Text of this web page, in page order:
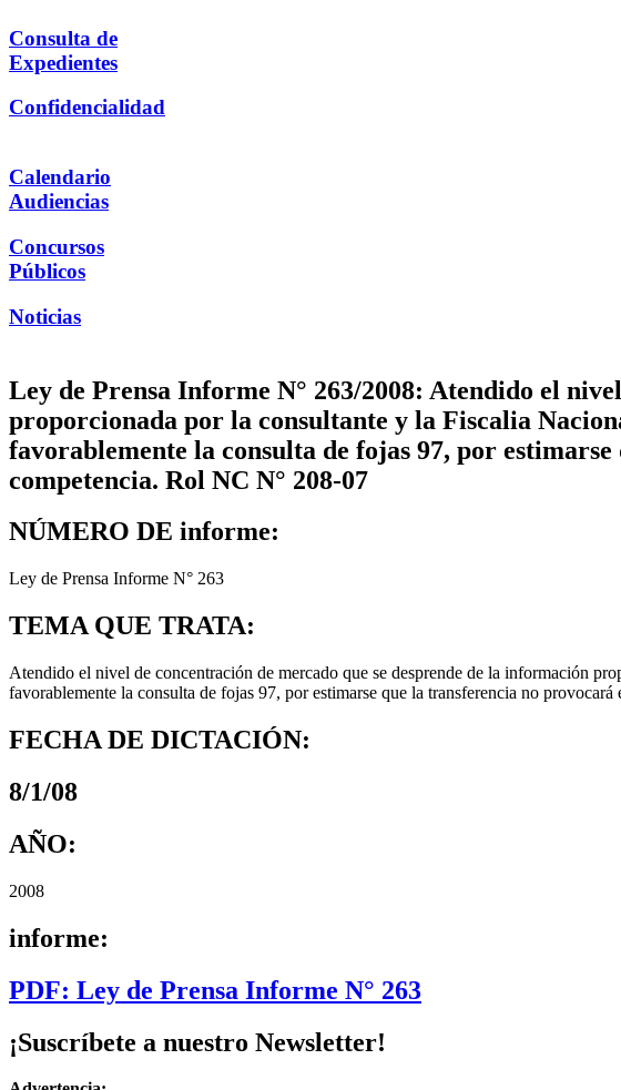
Consulta de
Expedientes
Confidencialidad
Calendario
Audiencias
Concursos
Públicos
Noticias
Ley de Prensa Informe N° 263/2008: Atendido el
proporcionada por la consultante y la Fiscalia
favorablemente la consulta de fojas 97, por
competencia. Rol NC N° 208-07
NÚMERO DE informe:
Ley de Prensa Informe N° 263
TEMA QUE TRATA:
Atendido el nivel de concentración de mercado que se desprende de la información
favorablemente la consulta de fojas 97, por estimarse que la transferencia no
FECHA DE DICTACIÓN:
8/1/08
AÑO:
2008
informe:
PDF: Ley de Prensa Informe N° 263
¡Suscríbete a nuestro Newsletter!